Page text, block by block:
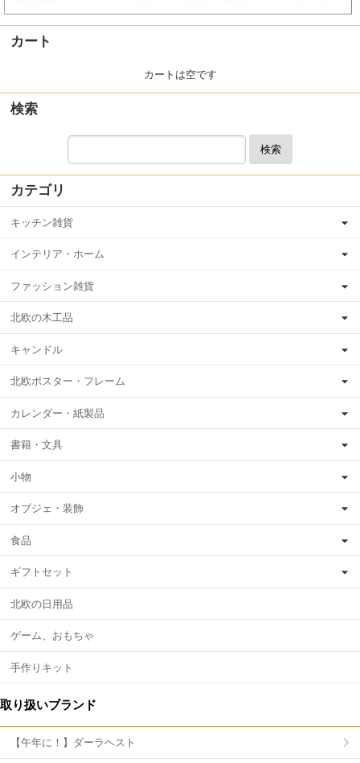
カート
カートは空です
検索
検索
カテゴリ
キッチン雑貨
インテリア・ホーム
ファッション雑貨
北欧の木工品
キャンドル
北欧ポスター・フレーム
カレンダー・紙製品
書籍・文具
小物
オブジェ・装飾
食品
ギフトセット
北欧の日用品
ゲーム、おもちゃ
手作りキット
取り扱いブランド
【午年に！】ダーラヘスト